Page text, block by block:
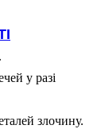
у разі
злочину.